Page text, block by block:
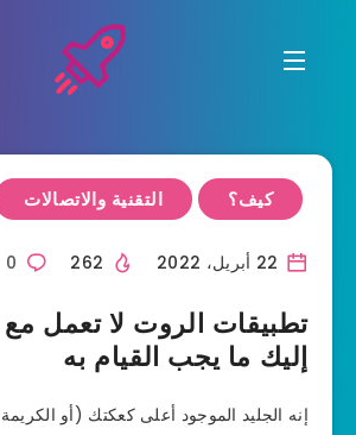
كيف؟ التقنية والاتصالات
0
إليك ما يجب القيام به
إنه الجليد الموجود أعلى كعكتك (أو